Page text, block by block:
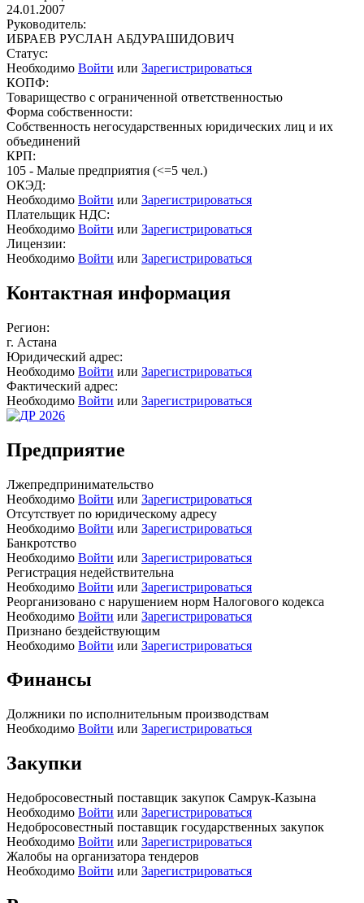
24.01.2007
Руководитель:
ИБРАЕВ РУСЛАН АБДУРАШИДОВИЧ
Статус:
Необходимо Войти или Зарегистрироваться
КОПФ:
Товарищество с ограниченной ответственностью
Форма собственности:
Собственность негосударственных юридических лиц и их
объединений
КРП:
105 - Малые предприятия (<=5 чел.)
ОКЭД:
Необходимо Войти или Зарегистрироваться
Плательщик НДС:
Необходимо Войти или Зарегистрироваться
Лицензии:
Необходимо Войти или Зарегистрироваться
Контактная информация
Регион:
г. Астана
Юридический адрес:
Необходимо Войти или Зарегистрироваться
Фактический адрес:
Необходимо Войти или Зарегистрироваться
Предприятие
Лжепредпринимательство
Необходимо Войти или Зарегистрироваться
Отсутствует по юридическому адресу
Необходимо Войти или Зарегистрироваться
Банкротство
Необходимо Войти или Зарегистрироваться
Регистрация недействительна
Необходимо Войти или Зарегистрироваться
Реорганизовано с нарушением норм Налогового кодекса
Необходимо Войти или Зарегистрироваться
Признано бездействующим
Необходимо Войти или Зарегистрироваться
Финансы
Должники по исполнительным производствам
Необходимо Войти или Зарегистрироваться
Закупки
Недобросовестный поставщик закупок Самрук-Казына
Необходимо Войти или Зарегистрироваться
Недобросовестный поставщик государственных закупок
Необходимо Войти или Зарегистрироваться
Жалобы на организатора тендеров
Необходимо Войти или Зарегистрироваться